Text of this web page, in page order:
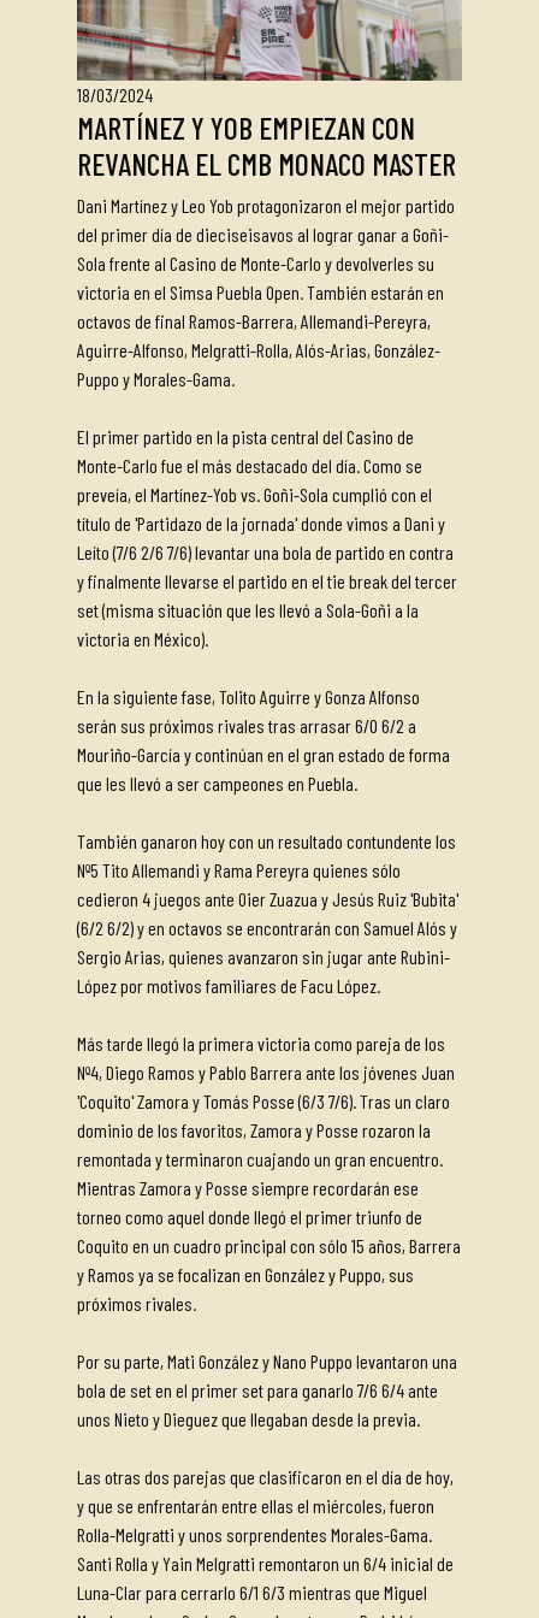
18/03/2024
MARTÍNEZ Y YOB EMPIEZAN CON
REVANCHA EL CMB MONACO MASTER
Dani Martínez y Leo Yob protagonizaron el mejor partido
del primer día de dieciseisavos al lograr ganar a Goñi-
Sola frente al Casino de Monte-Carlo y devolverles su
victoria en el Simsa Puebla Open. También estarán en
octavos de final Ramos-Barrera, Allemandi-Pereyra,
Aguirre-Alfonso, Melgratti-Rolla, Alós-Arias, González-
Puppo y Morales-Gama.
El primer partido en la pista central del Casino de
Monte-Carlo fue el más destacado del día. Como se
preveía, el Martínez-Yob vs. Goñi-Sola cumplió con el
título de 'Partidazo de la jornada' donde vimos a Dani y
Leíto (7/6 2/6 7/6) levantar una bola de partido en contra
y finalmente llevarse el partido en el tie break del tercer
set (misma situación que les llevó a Sola-Goñi a la
victoria en México).
En la siguiente fase, Tolito Aguirre y Gonza Alfonso
serán sus próximos rivales tras arrasar 6/0 6/2 a
Mouriño-García y continúan en el gran estado de forma
que les llevó a ser campeones en Puebla.
También ganaron hoy con un resultado contundente los
Nº5 Tito Allemandi y Rama Pereyra quienes sólo
cedieron 4 juegos ante Oier Zuazua y Jesús Ruiz 'Bubita'
(6/2 6/2) y en octavos se encontrarán con Samuel Alós y
Sergio Arias, quienes avanzaron sin jugar ante Rubini-
López por motivos familiares de Facu López.
Más tarde llegó la primera victoria como pareja de los
Nº4, Diego Ramos y Pablo Barrera ante los jóvenes Juan
'Coquito' Zamora y Tomás Posse (6/3 7/6). Tras un claro
dominio de los favoritos, Zamora y Posse rozaron la
remontada y terminaron cuajando un gran encuentro.
Mientras Zamora y Posse siempre recordarán ese
torneo como aquel donde llegó el primer triunfo de
Coquito en un cuadro principal con sólo 15 años, Barrera
y Ramos ya se focalizan en González y Puppo, sus
próximos rivales.
Por su parte, Mati González y Nano Puppo levantaron una
bola de set en el primer set para ganarlo 7/6 6/4 ante
unos Nieto y Dieguez que llegaban desde la previa.
Las otras dos parejas que clasificaron en el día de hoy,
y que se enfrentarán entre ellas el miércoles, fueron
Rolla-Melgratti y unos sorprendentes Morales-Gama.
Santi Rolla y Yain Melgratti remontaron un 6/4 inicial de
Luna-Clar para cerrarlo 6/1 6/3 mientras que Miguel